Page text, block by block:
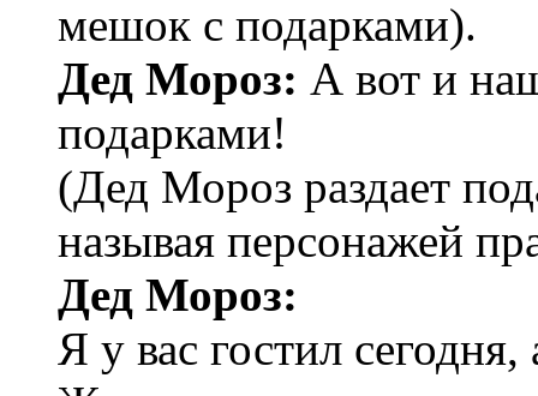
мешок с подарками).
Дед Мороз: А вот и
подарками!
(Дед Мороз раздает
называя персонажей
Дед Мороз:
Я у вас гостил